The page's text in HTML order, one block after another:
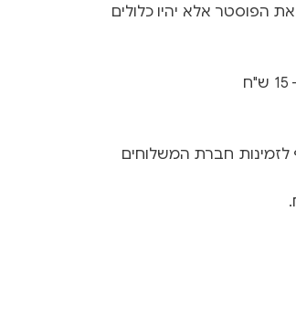
הפוסטר אלא יהיו כלולים
משלוח 1-3 ימים, בכפוף לזמינות חברת המשלוחים